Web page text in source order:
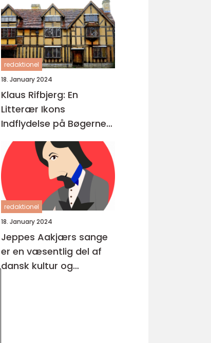
redaktionel
18. January 2024
Klaus Rifbjerg: En
Litterær Ikons
Indflydelse på Bøgerne
Igennem Tiderne
redaktionel
18. January 2024
Jeppes Aakjærs sange
er en væsentlig del af
dansk kultur og